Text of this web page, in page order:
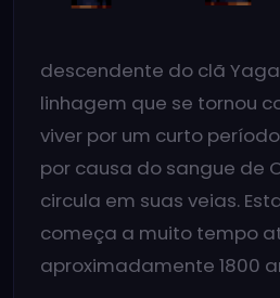
descendente do clã
linhagem que se tornou
viver por um curto
por causa do sangue de
circula em suas veias.
começa a muito tempo
aproximadamente 1800